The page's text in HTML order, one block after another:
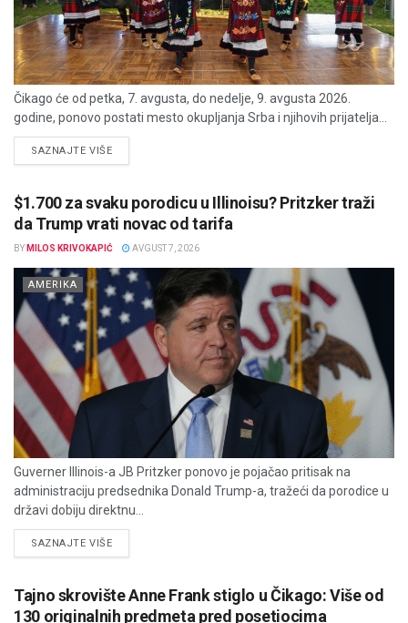
Čikago će od petka, 7. avgusta, do nedelje, 9. avgusta 2026.
godine, ponovo postati mesto okupljanja Srba i njihovih prijatelja...
SAZNAJTE VIŠEDETAILS
$1.700 za svaku porodicu u Illinoisu? Pritzker traži
da Trump vrati novac od tarifa
BY MILOS KRIVOKAPIĆ AVGUST 7, 2026
AMERIKA
Guverner Illinois-a JB Pritzker ponovo je pojačao pritisak na
administraciju predsednika Donald Trump-a, tražeći da porodice u
državi dobiju direktnu...
SAZNAJTE VIŠEDETAILS
Tajno skrovište Anne Frank stiglo u Čikago: Više od
130 originalnih predmeta pred posetiocima